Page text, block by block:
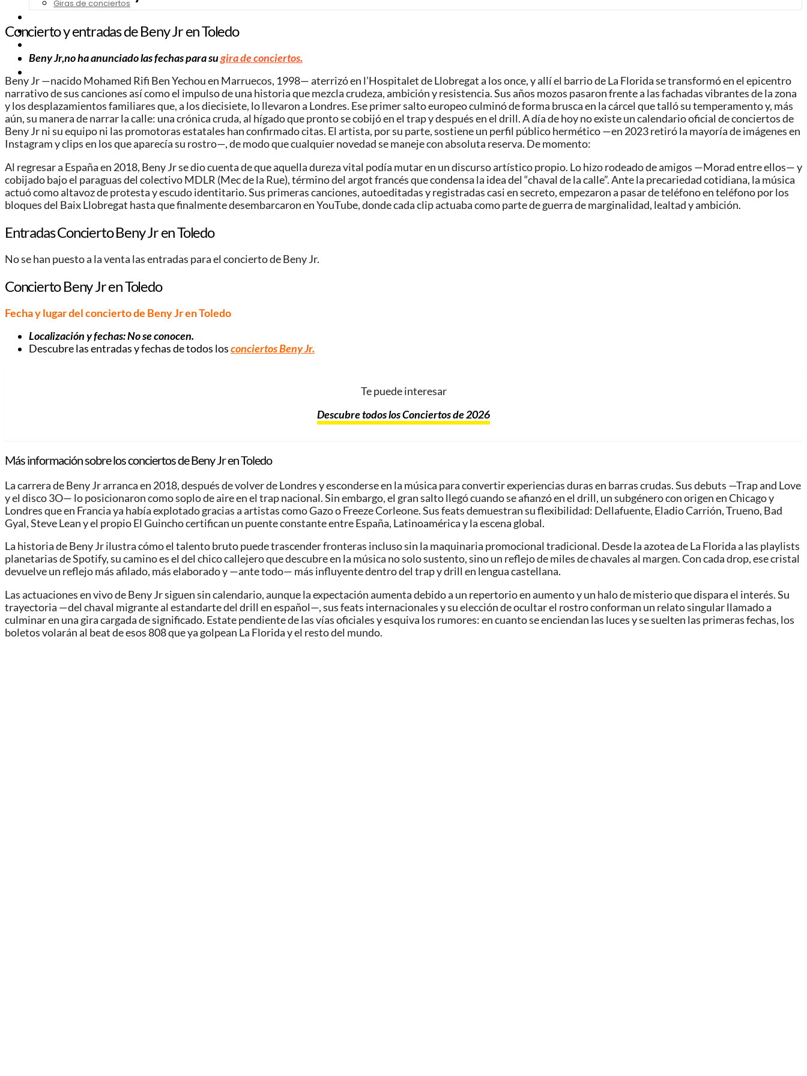
Giras de conciertos
Bandas Sonoras
Cine
Concierto y entradas de Beny Jr en Toledo
Beny Jr,no ha anunciado las fechas para sugira de conciertos.
Beny Jr —nacido Mohamed Rifi Ben Yechou en Marruecos, 1998— aterrizó en l’Hospitalet de Llobregat a los once, y allí el barrio de La Florida se transformó en el epicentro
narrativo de sus canciones así como el impulso de una historia que mezcla crudeza, ambición y resistencia. Sus años mozos pasaron frente a las fachadas vibrantes de la zona
y los desplazamientos familiares que, a los diecisiete, lo llevaron a Londres. Ese primer salto europeo culminó de forma brusca en la cárcel que talló su temperamento y, más
aún, su manera de narrar la calle: una crónica cruda, al hígado que pronto se cobijó en el trap y después en el drill. A día de hoy no existe un calendario oficial de conciertos de
Beny Jr ni su equipo ni las promotoras estatales han confirmado citas. El artista, por su parte, sostiene un perfil público hermético —en 2023 retiró la mayoría de imágenes en
Instagram y clips en los que aparecía su rostro—, de modo que cualquier novedad se maneje con absoluta reserva. De momento:
Al regresar a España en 2018, Beny Jr se dio cuenta de que aquella dureza vital podía mutar en un discurso artístico propio. Lo hizo rodeado de amigos —Morad entre ellos— y
cobijado bajo el paraguas del colectivo MDLR (Mec de la Rue), término del argot francés que condensa la idea del “chaval de la calle”. Ante la precariedad cotidiana, la música
actuó como altavoz de protesta y escudo identitario. Sus primeras canciones, autoeditadas y registradas casi en secreto, empezaron a pasar de teléfono en teléfono por los
bloques del Baix Llobregat hasta que finalmente desembarcaron en YouTube, donde cada clip actuaba como parte de guerra de marginalidad, lealtad y ambición.
Entradas Concierto Beny Jr en Toledo
No se han puesto a la venta las entradas para el concierto de Beny Jr.
Concierto Beny Jr en Toledo
Fecha y lugar del concierto de Beny Jr en Toledo
Localización y fechas: No se conocen.
Descubre las entradas y fechas de todos losconciertos Beny Jr.
Te puede interesar
Descubre todos los Conciertos de 2026
Más información sobre los conciertos de Beny Jr en Toledo
La carrera de Beny Jr arranca en 2018, después de volver de Londres y esconderse en la música para convertir experiencias duras en barras crudas. Sus debuts —Trap and Love
y el disco 3O— lo posicionaron como soplo de aire en el trap nacional. Sin embargo, el gran salto llegó cuando se afianzó en el drill, un subgénero con origen en Chicago y
Londres que en Francia ya había explotado gracias a artistas como Gazo o Freeze Corleone. Sus feats demuestran su flexibilidad: Dellafuente, Eladio Carrión, Trueno, Bad
Gyal, Steve Lean y el propio El Guincho certifican un puente constante entre España, Latinoamérica y la escena global.
La historia de Beny Jr ilustra cómo el talento bruto puede trascender fronteras incluso sin la maquinaria promocional tradicional. Desde la azotea de La Florida a las playlists
planetarias de Spotify, su camino es el del chico callejero que descubre en la música no solo sustento, sino un reflejo de miles de chavales al margen. Con cada drop, ese cristal
devuelve un reflejo más afilado, más elaborado y —ante todo— más influyente dentro del trap y drill en lengua castellana.
Las actuaciones en vivo de Beny Jr siguen sin calendario, aunque la expectación aumenta debido a un repertorio en aumento y un halo de misterio que dispara el interés. Su
trayectoria —del chaval migrante al estandarte del drill en español—, sus feats internacionales y su elección de ocultar el rostro conforman un relato singular llamado a
culminar en una gira cargada de significado. Estate pendiente de las vías oficiales y esquiva los rumores: en cuanto se enciendan las luces y se suelten las primeras fechas, los
boletos volarán al beat de esos 808 que ya golpean La Florida y el resto del mundo.